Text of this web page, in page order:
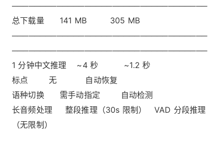
───────────────────────────────────
总下载量 141 MB 305 MB
───────────────────────────────────
───────────────────────────────────
1 分钟中文推理 ~4 秒 ~1.2 秒
标点 无 自动恢复
语种切换 需手动指定 自动检测
长音频处理 整段推理（30s 限制） VAD 分段推理
（无限制）